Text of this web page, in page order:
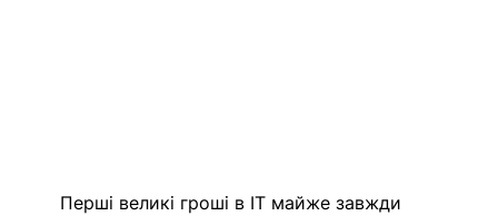
Перші великі гроші в IT майже завжди